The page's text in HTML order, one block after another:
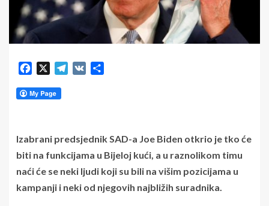
Facebook Telegram
VK
Izabrani predsjednik SAD-a Joe Biden otkrio je tko će
biti na funkcijama u Bijeloj kući, a u raznolikom timu
naći će se neki ljudi koji su bili na višim pozicijama u
kampanji i neki od njegovih najbližih suradnika.